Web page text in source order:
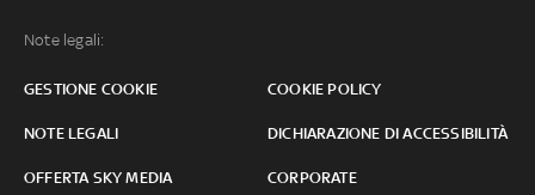
Note legali:
GESTIONE COOKIE COOKIE POLICY
NOTE LEGALI DICHIARAZIONE DI ACCESSIBILITÀ
OFFERTA SKY MEDIA CORPORATE